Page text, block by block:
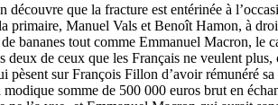
découvre que la fracture est entérinée à
primaire, Manuel Vals et Benoît Hamon, à
bananes tout comme Emmanuel Macron, le
deux de ceux que les Français ne veulent plus,
pèsent sur François Fillon d’avoir rémunéré
somme de 500 000 euros brut en